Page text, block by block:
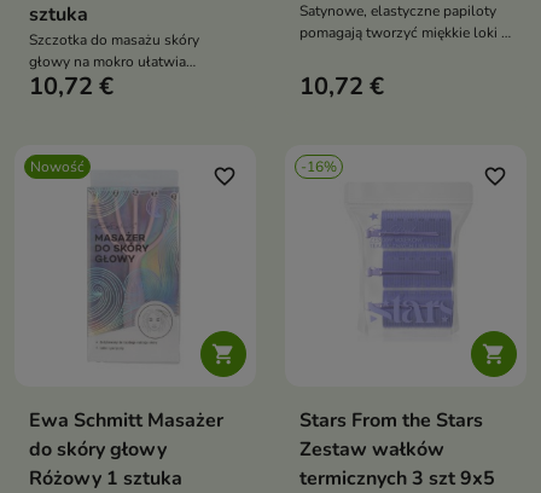
sztuka
Szczotka do masażu skóry
głowy na mokro ułatwia
aplikację kosmetyków
wypustki, profilowana główka i
szeroka rączka pomagają
wykonać przyjemny masaż oraz
równomiernie rozprowadzić
odżywkę, maskę lub wcierkę
10,72 €
Satynowe, elastyczne papiloty
pomagają tworzyć miękkie loki i
temperatury. Delikatna satyna
ogranicza puszenie, chroni
każdego typu włosów
10,72 €
Nowość

favorite_border
Ewa Schmitt Masażer
do skóry głowy
Różowy 1 sztuka
-16%

favorite_border
Stars From the Stars
Zestaw wałków
termicznych 3 szt 9x5